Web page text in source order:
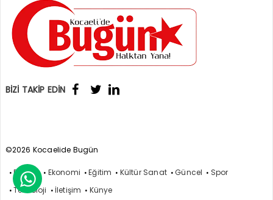
BİZİ TAKİP EDİN
©2026 Kocaelide Bugün
Politika Ekonomi Eğitim Kültür Sanat Güncel
Spor
Teknoloji
İletişim Künye
